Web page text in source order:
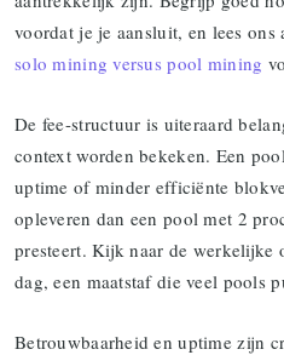
voordat je je aansluit, en lees ons
solo mining versus pool mining
De fee-structuur is uiteraard
context worden bekeken. Een
uptime of minder efficiënte
opleveren dan een pool met 2
presteert. Kijk naar de werkelijke
dag, een maatstaf die veel pools
Betrouwbaarheid en uptime zijn